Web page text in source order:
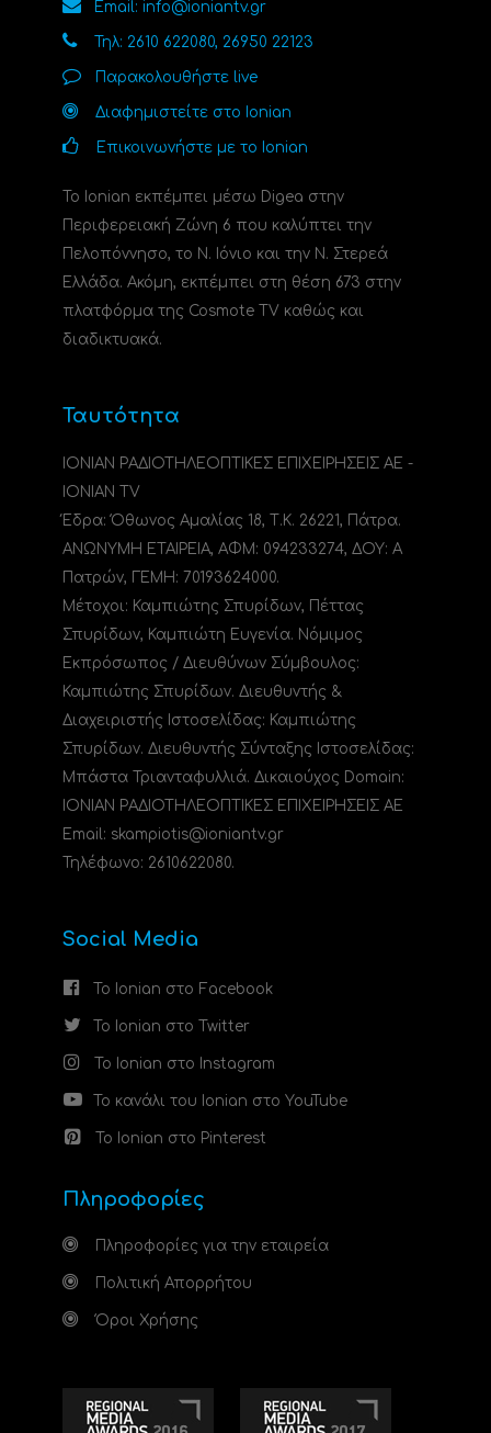
Email: info@ioniantv.gr
Τηλ: 2610 622080, 26950 22123
Παρακολουθήστε live
Διαφημιστείτε στο Ionian
Επικοινωνήστε με το Ionian
Το Ionian εκπέμπει μέσω Digea στην
Περιφερειακή Ζώνη 6 που καλύπτει την
Πελοπόννησο, το N. Ιόνιο και την Ν. Στερεά
Ελλάδα. Ακόμη, εκπέμπει στη θέση 673 στην
πλατφόρμα της Cosmote TV καθώς και
διαδικτυακά.
Ταυτότητα
ΙΟΝΙΑΝ ΡΑΔΙΟΤΗΛΕΟΠΤΙΚΕΣ ΕΠΙΧΕΙΡΗΣΕΙΣ ΑΕ -
IONIAN TV
Έδρα: Όθωνος Αμαλίας 18, Τ.Κ. 26221, Πάτρα.
ΑΝΩΝΥΜΗ ΕΤΑΙΡΕΙΑ, ΑΦΜ: 094233274, ΔΟΥ: A
Πατρών, ΓΕΜΗ: 70193624000.
Μέτοχοι: Καμπιώτης Σπυρίδων, Πέττας
Σπυρίδων, Καμπιώτη Ευγενία. Νόμιμος
Εκπρόσωπος / Διευθύνων Σύμβουλος:
Καμπιώτης Σπυρίδων. Διευθυντής &
Διαχειριστής Ιστοσελίδας: Καμπιώτης
Σπυρίδων. Διευθυντής Σύνταξης Ιστοσελίδας:
Μπάστα Τριανταφυλλιά. Δικαιούχος Domain:
ΙΟΝΙΑΝ ΡΑΔΙΟΤΗΛΕΟΠΤΙΚΕΣ ΕΠΙΧΕΙΡΗΣΕΙΣ ΑΕ
Email: skampiotis@ioniantv.gr
Τηλέφωνο: 2610622080.
Social Media
Το Ionian στο Facebook
Το Ionian στο Twitter
Το Ionian στο Instagram
Το κανάλι του Ionian στο YouTube
Το Ionian στο Pinterest
Πληροφορίες
Πληροφορίες για την εταιρεία
Πολιτική Απορρήτου
Όροι Χρήσης